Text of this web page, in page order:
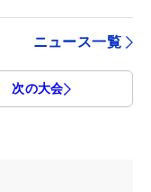
ニュース一覧
次の大会